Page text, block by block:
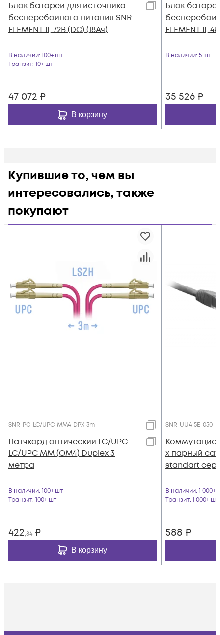
Блок батарей для источника
бесперебойного питания SNR
ELEMENT II, 72В (DC) (18Ач)
В наличии: 100+ шт
Транзит: 10+ шт
47 072 ₽
В корзину
Блок
ELEMENT II,
В наличии: 5 шт
35 526 ₽
Купившие то, чем вы
интересовались, также
покупают
SNR-PC-LC/UPC-MM4-DPX-3m
Патчкорд оптический LC/UPC-
LC/UPC MM (OM4) Duplex 3
метра
В наличии: 100+ шт
Транзит: 100+ шт
422,84 ₽
В корзину
SNR-UU4-5E-050-
х парный
standart
В наличии: 1 000+
Транзит: 1 000+ шт
588 ₽